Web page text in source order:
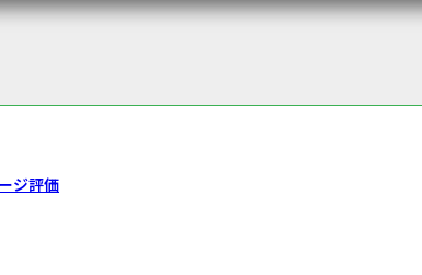
ジ評価